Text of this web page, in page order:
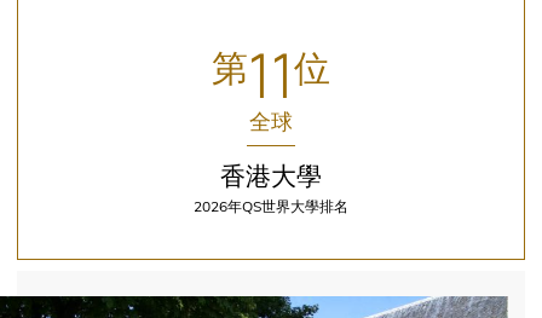
第11位
全球
香港大學
2026年QS世界大學排名